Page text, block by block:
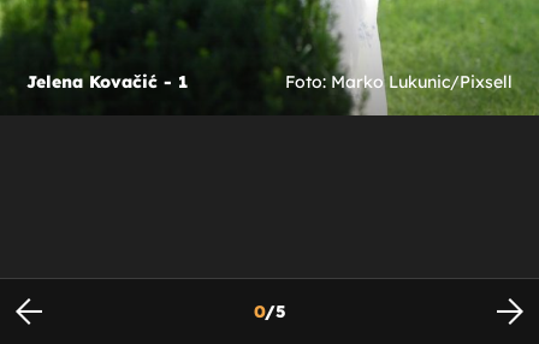
Jelena Kovačić - 1 Foto: Marko Lukunic/Pixsell
0/5